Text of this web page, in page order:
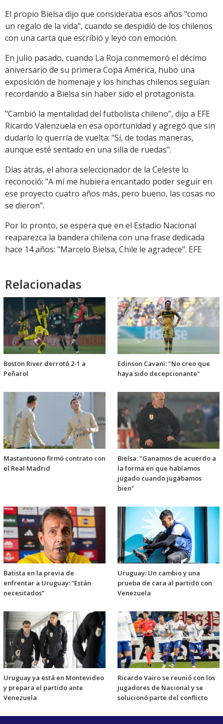
El propio Bielsa dijo que consideraba esos años "como
un regalo de la vida", cuando se despidió de los chilenos
con una carta que escribió y leyó con emoción.
En julio pasado, cuando La Roja conmemoró el décimo
aniversario de su primera Copa América, hubo una
exposición de homenaje y los hinchas chilenos seguían
recordando a Bielsa sin haber sido el protagonista.
"Cambió la mentalidad del futbolista chileno”, dijo a EFE
Ricardo Valenzuela en esa oportunidad y agregó que sin
dudarlo lo querría de vuelta: "Sí, de todas maneras,
aunque esté sentado en una silla de ruedas".
Días atrás, el ahora seleccionador de la Celeste lo
reconoció: "A mí me hubiera encantado poder seguir en
ese proyecto cuatro años más, pero bueno, las cosas no
se dieron".
Por lo pronto, se espera que en el Estadio Nacional
reaparezca la bandera chilena con una frase dedicada
hace 14 años: "Marcelo Bielsa, Chile le agradece". EFE
Relacionadas
Boston River derrotó 2-1 a
Peñarol
Edinson Cavani: "No creo que
haya sido decepcionante"
Mastantuono firmó contrato con
el Real Madrid
Bielsa: "Ganamos de acuerdo a
la forma en que habíamos
jugado cuando jugábamos
bien"
Batista en la previa de
enfrentar a Uruguay: “Están
necesitados”
Uruguay: Un cambio y una
prueba de cara al partido con
Venezuela
Uruguay ya está en Montevideo
y prepara el partido ante
Venezuela
Ricardo Vairo se reunió con los
jugadores de Nacional y se
solucionó parte del conflicto